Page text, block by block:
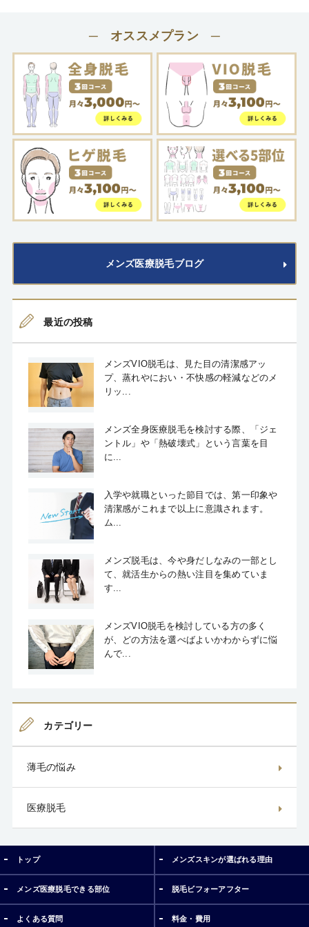
─ オススメプラン ─
メンズ医療脱毛ブログ
最近の投稿
メンズVIO脱毛は、見た目の清潔感アッ
プ、蒸れやにおい・不快感の軽減などのメ
リッ...
メンズ全身医療脱毛を検討する際、「ジェ
ントル」や「熱破壊式」という言葉を目
に...
入学や就職といった節目では、第一印象や
清潔感がこれまで以上に意識されます。
ム...
メンズ脱毛は、今や身だしなみの一部とし
て、就活生からの熱い注目を集めていま
す...
メンズVIO脱毛を検討している方の多く
が、どの方法を選べばよいかわからずに悩
んで...
カテゴリー
薄毛の悩み
医療脱毛
トップ メンズスキンが選ばれる理由
メンズ医療脱毛できる部位 脱毛ビフォーアフター
よくある質問 料金・費用